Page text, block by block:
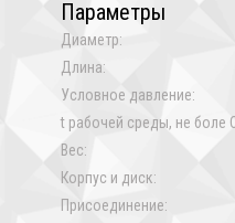
Параметры
Диаметр:
Длина:
Условное давление:
t рабочей среды, не боле
Вес:
Корпус и диск:
Присоединение: